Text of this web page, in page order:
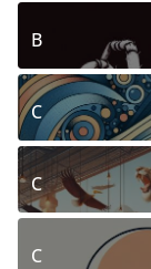
B
C
C
C